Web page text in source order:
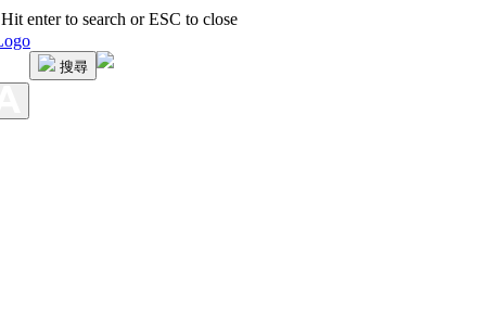
Hit enter to search or ESC to close
搜尋